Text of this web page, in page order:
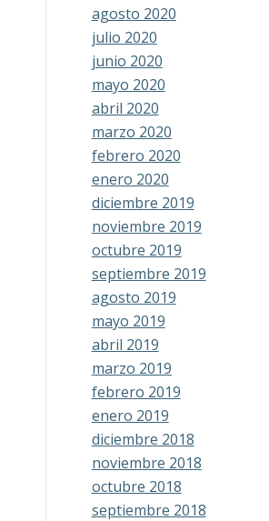
agosto 2020
julio 2020
junio 2020
mayo 2020
abril 2020
marzo 2020
febrero 2020
enero 2020
diciembre 2019
noviembre 2019
octubre 2019
septiembre 2019
agosto 2019
mayo 2019
abril 2019
marzo 2019
febrero 2019
enero 2019
diciembre 2018
noviembre 2018
octubre 2018
septiembre 2018